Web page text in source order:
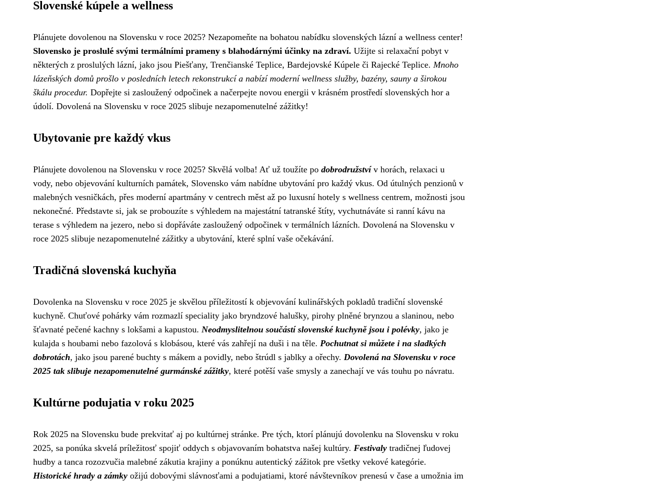
Slovenské kúpele a wellness
Plánujete dovolenou na Slovensku v roce 2025? Nezapomeňte na bohatou nabídku slovenských lázní a wellness center!
Slovensko je proslulé svými termálními prameny s blahodárnými účinky na zdraví. Užijte si relaxační pobyt v
některých z proslulých lázní, jako jsou Piešťany, Trenčianské Teplice, Bardejovské Kúpele či Rajecké Teplice. Mnoho
lázeňských domů prošlo v posledních letech rekonstrukcí a nabízí moderní wellness služby, bazény, sauny a širokou
škálu procedur. Dopřejte si zasloužený odpočinek a načerpejte novou energii v krásném prostředí slovenských hor a
údolí. Dovolená na Slovensku v roce 2025 slibuje nezapomenutelné zážitky!
Ubytovanie pre každý vkus
Plánujete dovolenou na Slovensku v roce 2025? Skvělá volba! Ať už toužíte po dobrodružstvív horách, relaxaci u
vody, nebo objevování kulturních památek, Slovensko vám nabídne ubytování pro každý vkus. Od útulných penzionů v
malebných vesničkách, přes moderní apartmány v centrech měst až po luxusní hotely s wellness centrem, možnosti jsou
nekonečné. Představte si, jak se probouzíte s výhledem na majestátní tatranské štíty, vychutnáváte si ranní kávu na
terase s výhledem na jezero, nebo si dopřáváte zasloužený odpočinek v termálních lázních. Dovolená na Slovensku v
roce 2025 slibuje nezapomenutelné zážitky a ubytování, které splní vaše očekávání.
Tradičná slovenská kuchyňa
Dovolenka na Slovensku v roce 2025 je skvělou příležitostí k objevování kulinářských pokladů tradiční slovenské
kuchyně. Chuťové pohárky vám rozmazlí speciality jako bryndzové halušky, pirohy plněné brynzou a slaninou, nebo
šťavnaté pečené kachny s lokšami a kapustou. Neodmyslitelnou součástí slovenské kuchyně jsou i polévky, jako je
kulajda s houbami nebo fazolová s klobásou, které vás zahřejí na duši i na těle. Pochutnat si můžete i na sladkých
dobrotách, jako jsou parené buchty s mákem a povidly, nebo štrúdl s jablky a ořechy. Dovolená na Slovensku v roce
2025 tak slibuje nezapomenutelné gurmánské zážitky, které potěší vaše smysly a zanechají ve vás touhu po návratu.
Kultúrne podujatia v roku 2025
Rok 2025 na Slovensku bude prekvitať aj po kultúrnej stránke. Pre tých, ktorí plánujú dovolenku na Slovensku v roku
2025, sa ponúka skvelá príležitosť spojiť oddych s objavovaním bohatstva našej kultúry. Festivaly tradičnej ľudovej
hudby a tanca rozozvučia malebné zákutia krajiny a ponúknu autentický zážitok pre všetky vekové kategórie.
Historické hrady a zámky ožijú dobovými slávnosťami a podujatiami, ktoré návštevníkov prenesú v čase a umožnia im